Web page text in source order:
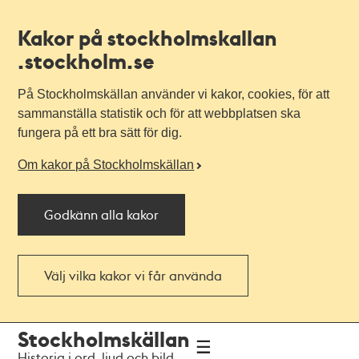
Kakor på stockholmskallan
.stockholm.se
På Stockholmskällan använder vi kakor, cookies, för att
sammanställa statistik och för att webbplatsen ska
fungera på ett bra sätt för dig.
Om kakor på Stockholmskällan
Godkänn alla kakor
Välj vilka kakor vi får använda
navigationen
huvudinnehållet
Stockholmskällan